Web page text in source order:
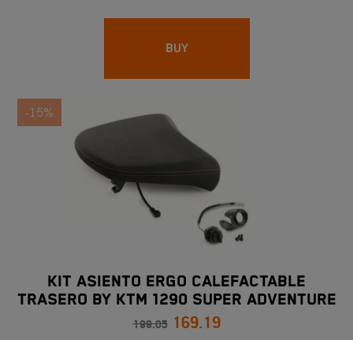
BUY
-15%
KIT ASIENTO ERGO CALEFACTABLE
TRASERO BY KTM 1290 SUPER ADVENTURE
S/R
199.05 169.19